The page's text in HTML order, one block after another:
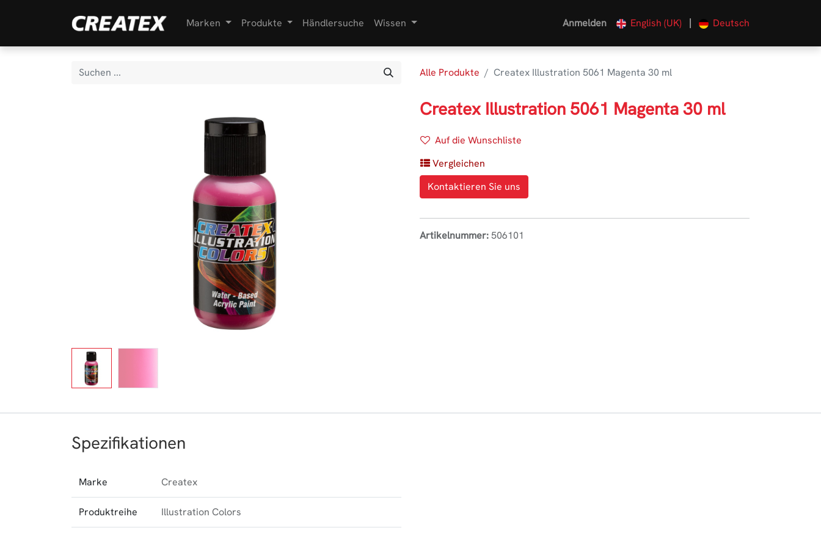
Marken Produkte Händlersuche Wissen Anmelden English (UK) | Deutsch
Alle Produkte Createx Illustration 5061 Magenta 30 ml
Createx Illustration 5061 Magenta 30 ml
Auf die Wunschliste
Vergleichen
Kontaktieren Sie uns
Artikelnummer:506101
Spezifikationen
Marke Createx
Produktreihe Illustration Colors